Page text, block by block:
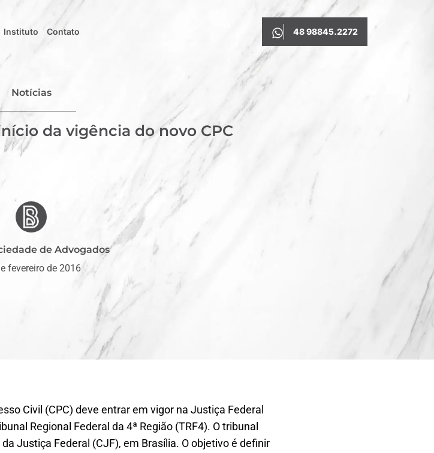
Instituto Contato 48 98845.2272
Notícias
da vigência do novo CPC
de Advogados
fevereiro de 2016
Civil (CPC) deve entrar em vigor na Justiça Federal
Regional Federal da 4ª Região (TRF4). O tribunal
Justiça Federal (CJF), em Brasília. O objetivo é definir